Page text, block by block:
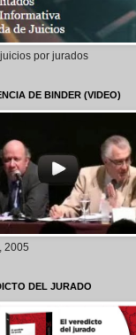
por jurados
DE BINDER (VIDEO)
2005
DEL JURADO